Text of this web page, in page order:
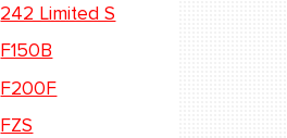
242 Limited S
F150B
F200F
FZS